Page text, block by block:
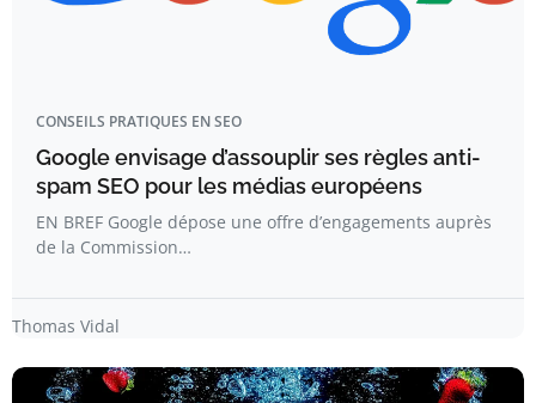
CONSEILS PRATIQUES EN SEO
Google envisage d’assouplir ses règles anti-
spam SEO pour les médias européens
EN BREF Google dépose une offre d’engagements auprès
de la Commission…
Thomas Vidal